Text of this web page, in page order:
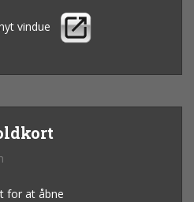
vindue
for at åbne